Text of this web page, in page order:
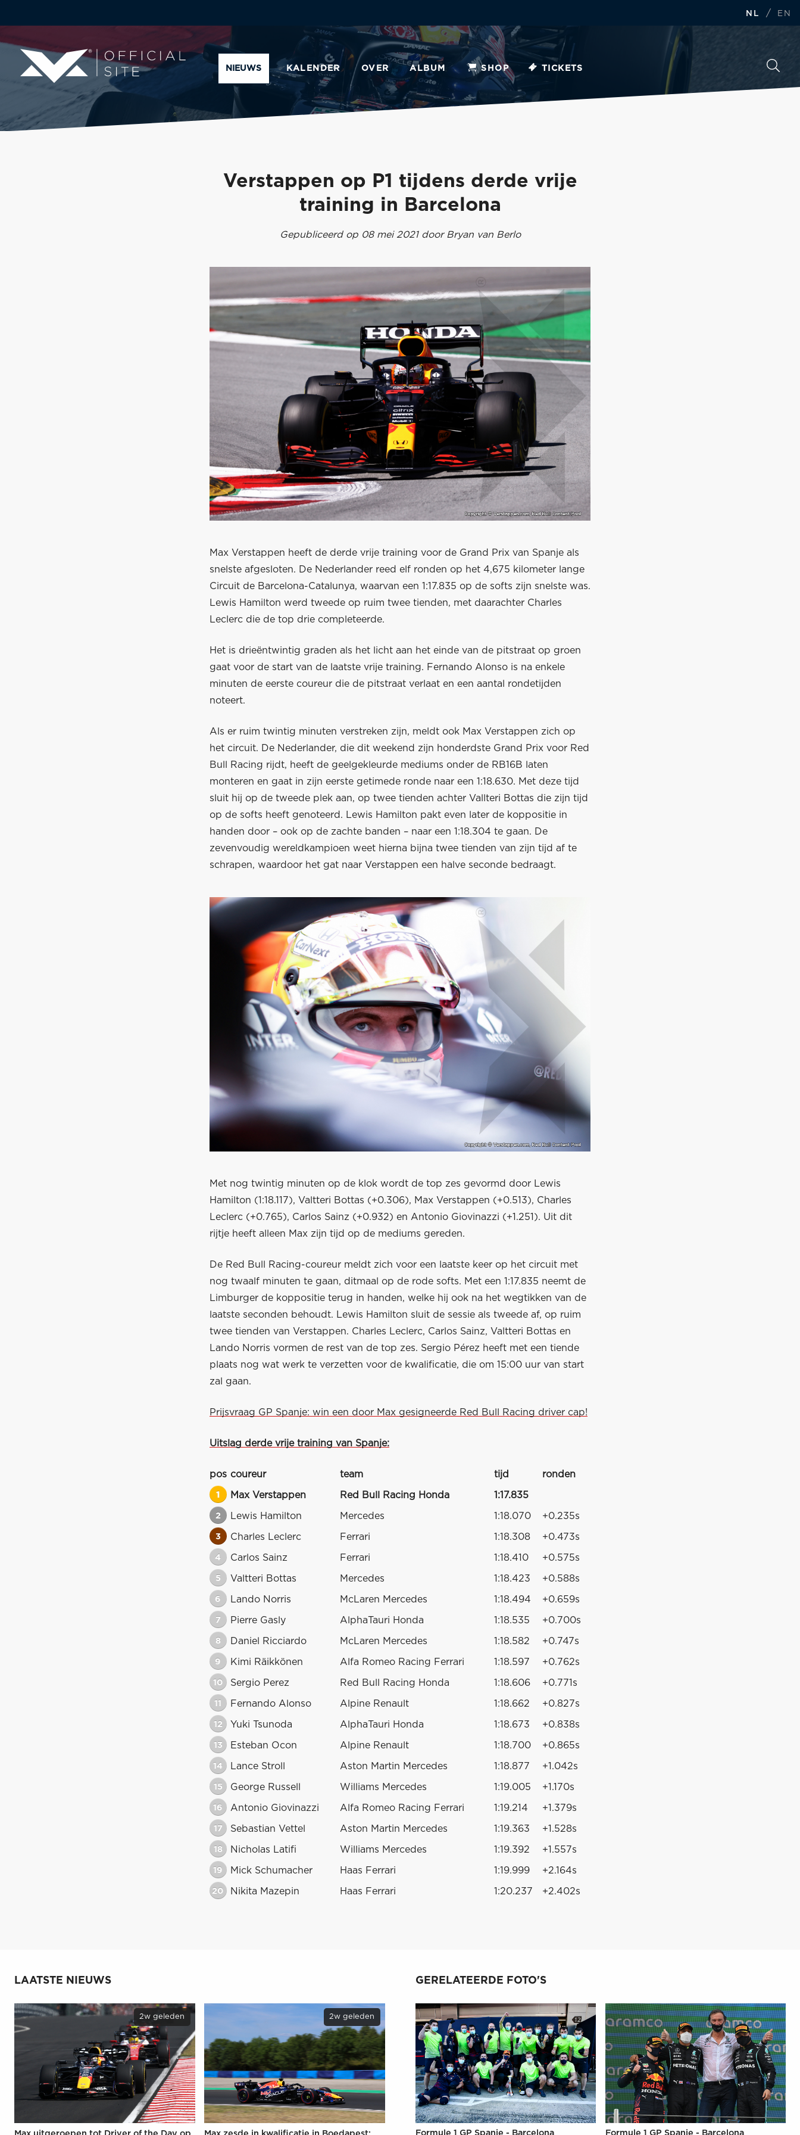
NL / EN
NIEUWS KALENDER OVER ALBUM SHOP TICKETS
Verstappen op P1 tijdens derde vrije
training in Barcelona
Gepubliceerd op 08 mei 2021 door Bryan van Berlo
Max Verstappen heeft de derde vrije training voor de Grand Prix van Spanje als
snelste afgesloten. De Nederlander reed elf ronden op het 4,675 kilometer lange
Circuit de Barcelona-Catalunya, waarvan een 1:17.835 op de softs zijn snelste was.
Lewis Hamilton werd tweede op ruim twee tienden, met daarachter Charles
Leclerc die de top drie completeerde.
Het is drieëntwintig graden als het licht aan het einde van de pitstraat op groen
gaat voor de start van de laatste vrije training. Fernando Alonso is na enkele
minuten de eerste coureur die de pitstraat verlaat en een aantal rondetijden
noteert.
Als er ruim twintig minuten verstreken zijn, meldt ook Max Verstappen zich op
het circuit. De Nederlander, die dit weekend zijn honderdste Grand Prix voor Red
Bull Racing rijdt, heeft de geelgekleurde mediums onder de RB16B laten
monteren en gaat in zijn eerste getimede ronde naar een 1:18.630. Met deze tijd
sluit hij op de tweede plek aan, op twee tienden achter Vallteri Bottas die zijn tijd
op de softs heeft genoteerd. Lewis Hamilton pakt even later de koppositie in
handen door – ook op de zachte banden – naar een 1:18.304 te gaan. De
zevenvoudig wereldkampioen weet hierna bijna twee tienden van zijn tijd af te
schrapen, waardoor het gat naar Verstappen een halve seconde bedraagt.
Met nog twintig minuten op de klok wordt de top zes gevormd door Lewis
Hamilton (1:18.117), Valtteri Bottas (+0.306), Max Verstappen (+0.513), Charles
Leclerc (+0.765), Carlos Sainz (+0.932) en Antonio Giovinazzi (+1.251). Uit dit
rijtje heeft alleen Max zijn tijd op de mediums gereden.
De Red Bull Racing-coureur meldt zich voor een laatste keer op het circuit met
nog twaalf minuten te gaan, ditmaal op de rode softs. Met een 1:17.835 neemt de
Limburger de koppositie terug in handen, welke hij ook na het wegtikken van de
laatste seconden behoudt. Lewis Hamilton sluit de sessie als tweede af, op ruim
twee tienden van Verstappen. Charles Leclerc, Carlos Sainz, Valtteri Bottas en
Lando Norris vormen de rest van de top zes. Sergio Pérez heeft met een tiende
plaats nog wat werk te verzetten voor de kwalificatie, die om 15:00 uur van start
zal gaan.
Prijsvraag GP Spanje: win een door Max gesigneerde Red Bull Racing driver cap!
Uitslag derde vrije training van Spanje:
pos coureur team tijd ronden
1 Max Verstappen Red Bull Racing Honda 1:17.835
2 Lewis Hamilton Mercedes 1:18.070 +0.235s
3 Charles Leclerc Ferrari 1:18.308 +0.473s
4 Carlos Sainz Ferrari 1:18.410 +0.575s
5 Valtteri Bottas Mercedes 1:18.423 +0.588s
6 Lando Norris McLaren Mercedes 1:18.494 +0.659s
7 Pierre Gasly AlphaTauri Honda 1:18.535 +0.700s
8 Daniel Ricciardo McLaren Mercedes 1:18.582 +0.747s
9 Kimi Räikkönen Alfa Romeo Racing Ferrari 1:18.597 +0.762s
10 Sergio Perez Red Bull Racing Honda 1:18.606 +0.771s
11 Fernando Alonso Alpine Renault 1:18.662 +0.827s
12 Yuki Tsunoda AlphaTauri Honda 1:18.673 +0.838s
13 Esteban Ocon Alpine Renault 1:18.700 +0.865s
14 Lance Stroll Aston Martin Mercedes 1:18.877 +1.042s
15 George Russell Williams Mercedes 1:19.005 +1.170s
16 Antonio Giovinazzi Alfa Romeo Racing Ferrari 1:19.214 +1.379s
17 Sebastian Vettel Aston Martin Mercedes 1:19.363 +1.528s
18 Nicholas Latifi Williams Mercedes 1:19.392 +1.557s
19 Mick Schumacher Haas Ferrari 1:19.999 +2.164s
20 Nikita Mazepin Haas Ferrari 1:20.237 +2.402s
LAATSTE NIEUWS
2w geleden 2w geleden
GERELATEERDE FOTO'S
Formule 1 GP Spanje - Barcelona Formule 1 GP Spanje - Barcelona